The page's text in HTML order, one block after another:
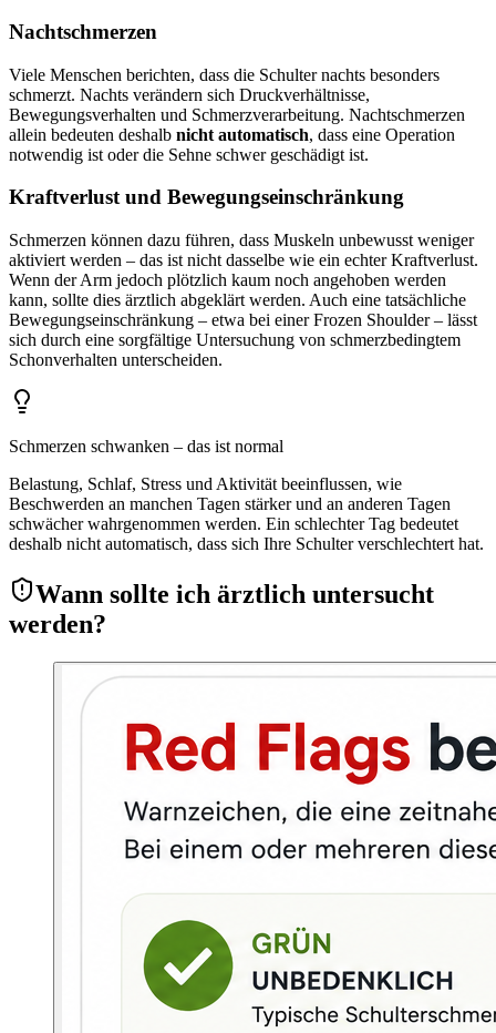
Nachtschmerzen
Viele Menschen berichten, dass die Schulter nachts besonders
schmerzt. Nachts verändern sich Druckverhältnisse,
Bewegungsverhalten und Schmerzverarbeitung. Nachtschmerzen
allein bedeuten deshalb nicht automatisch, dass eine Operation
notwendig ist oder die Sehne schwer geschädigt ist.
Kraftverlust und Bewegungseinschränkung
Schmerzen können dazu führen, dass Muskeln unbewusst weniger
aktiviert werden – das ist nicht dasselbe wie ein echter Kraftverlust.
Wenn der Arm jedoch plötzlich kaum noch angehoben werden
kann, sollte dies ärztlich abgeklärt werden. Auch eine tatsächliche
Bewegungseinschränkung – etwa bei einer Frozen Shoulder – lässt
sich durch eine sorgfältige Untersuchung von schmerzbedingtem
Schonverhalten unterscheiden.
Schmerzen schwanken – das ist normal
Belastung, Schlaf, Stress und Aktivität beeinflussen, wie
Beschwerden an manchen Tagen stärker und an anderen Tagen
schwächer wahrgenommen werden. Ein schlechter Tag bedeutet
deshalb nicht automatisch, dass sich Ihre Schulter verschlechtert hat.
Wann sollte ich ärztlich untersucht
werden?